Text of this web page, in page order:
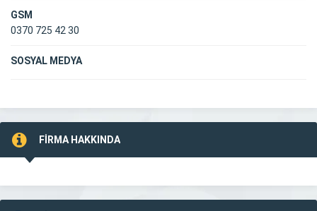
GSM
0370 725 42 30
SOSYAL MEDYA
FİRMA HAKKINDA